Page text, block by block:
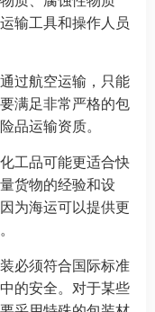
输工具和操作人员
过航空运输，只能
满足非常严格的包
品运输资质。
工品可能更适合快
货物的经验和设
为海运可以提供更
必须符合国际标准
的安全。对于某些